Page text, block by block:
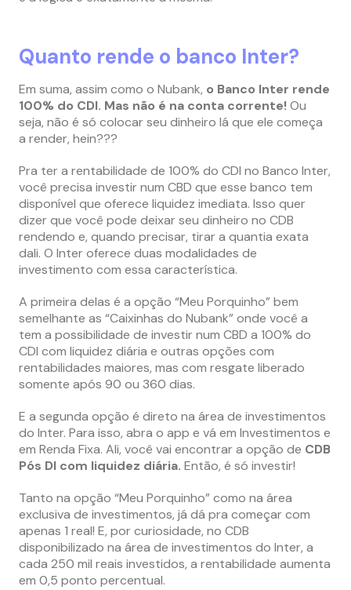
Quanto rende o banco Inter?
Em suma, assim como o Nubank, o Banco Inter rende
100% do CDI. Mas não é na conta corrente!Ou
seja, não é só colocar seu dinheiro lá que ele começa
a render, hein???
Pra ter a rentabilidade de 100% do CDI no Banco Inter,
você precisa investir num CBD que esse banco tem
disponível que oferece liquidez imediata. Isso quer
dizer que você pode deixar seu dinheiro no CDB
rendendo e, quando precisar, tirar a quantia exata
dali. O Inter oferece duas modalidades de
investimento com essa característica.
A primeira delas é a opção “Meu Porquinho” bem
semelhante as “Caixinhas do Nubank” onde você a
tem a possibilidade de investir num CBD a 100% do
CDI com liquidez diária e outras opções com
rentabilidades maiores, mas com resgate liberado
somente após 90 ou 360 dias.
E a segunda opção é direto na área de investimentos
do Inter. Para isso, abra o app e vá em Investimentos e
em Renda Fixa. Ali, você vai encontrar a opção de CDB
Pós DI com liquidez diária. Então, é só investir!
Tanto na opção “Meu Porquinho” como na área
exclusiva de investimentos, já dá pra começar com
apenas 1 real! E, por curiosidade, no CDB
disponibilizado na área de investimentos do Inter, a
cada 250 mil reais investidos, a rentabilidade aumenta
em 0,5 ponto percentual.